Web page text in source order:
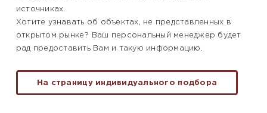
источниках.
Хотите узнавать об объектах, не представленных в
открытом рынке? Ваш персональный менеджер будет
рад предоставить Вам и такую информацию.
На страницу индивидуального подбора